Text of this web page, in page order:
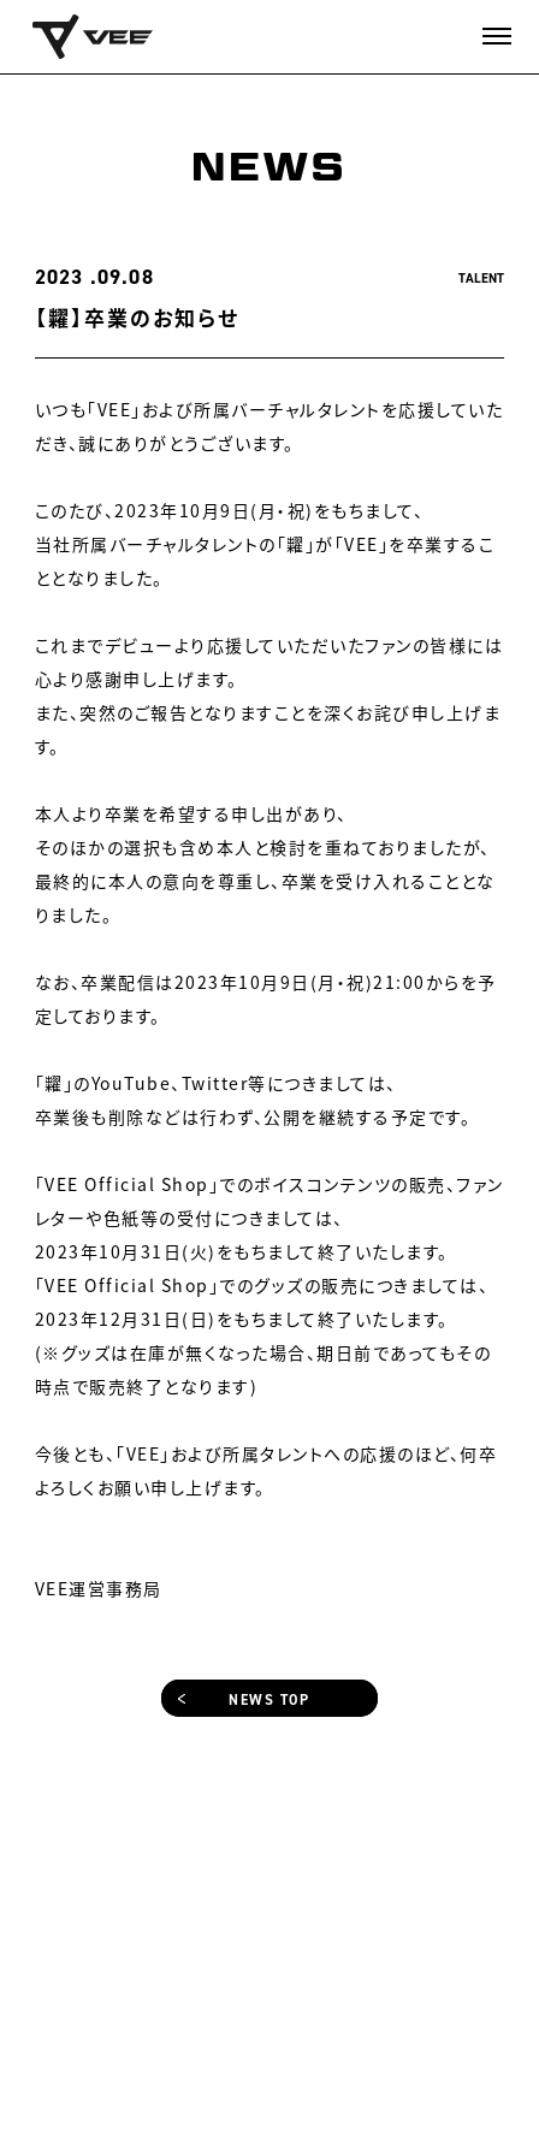
NEWS
2023 09.08 TALENT
【糶】卒業のお知らせ
いつも「VEE」および所属バーチャルタレントを応援していた
だき、誠にありがとうございます。
このたび、2023年10月9日(月・祝)をもちまして、
当社所属バーチャルタレントの「糶」が「VEE」を卒業するこ
ととなりました。
これまでデビューより応援していただいたファンの皆様には
心より感謝申し上げます。
また、突然のご報告となりますことを深くお詫び申し上げま
す。
本人より卒業を希望する申し出があり、
そのほかの選択も含め本人と検討を重ねておりましたが、
最終的に本人の意向を尊重し、卒業を受け入れることとな
りました。
なお、卒業配信は2023年10月9日(月・祝)21:00からを予
定しております。
「糶」のYouTube、Twitter等につきましては、
卒業後も削除などは行わず、公開を継続する予定です。
「VEE Official Shop」でのボイスコンテンツの販売、ファン
レターや色紙等の受付につきましては、
2023年10月31日(火)をもちまして終了いたします。
「VEE Official Shop」でのグッズの販売につきましては、
2023年12月31日(日)をもちまして終了いたします。
(※グッズは在庫が無くなった場合、期日前であってもその
時点で販売終了となります)
今後とも、「VEE」および所属タレントへの応援のほど、何卒
よろしくお願い申し上げます。
VEE運営事務局
NEWS TOP